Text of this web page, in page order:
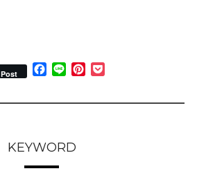
Post Facebook
Line Pinterest
KEYWORD